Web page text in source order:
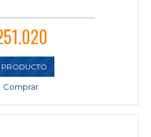
PRODUCTO
Comprar